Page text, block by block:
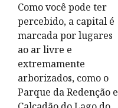
Como você pode ter
percebido, a capital é
marcada por lugares
ao ar livre e
extremamente
arborizados, como o
Parque da Redenção e